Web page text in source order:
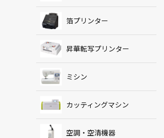
箔プリンター
昇華転写プリンター
ミシン
カッティングマシン
空調・空清機器